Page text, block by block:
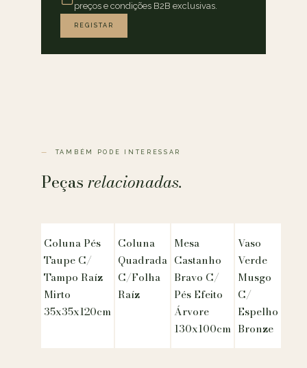
preços e condições B2B exclusivas.
REGISTAR
TAMBÉM PODE INTERESSAR
Peçasrelacionadas.
Coluna Pés
Taupe C/
Tampo Raíz
Mirto
35x35x120cm
Coluna
Quadrada
C/Folha
Raíz
Mesa
Castanho
Bravo C/
Pés Efeito
Árvore
130x100cm
Vaso
Verde
Musgo
C/
Espelho
Bronze